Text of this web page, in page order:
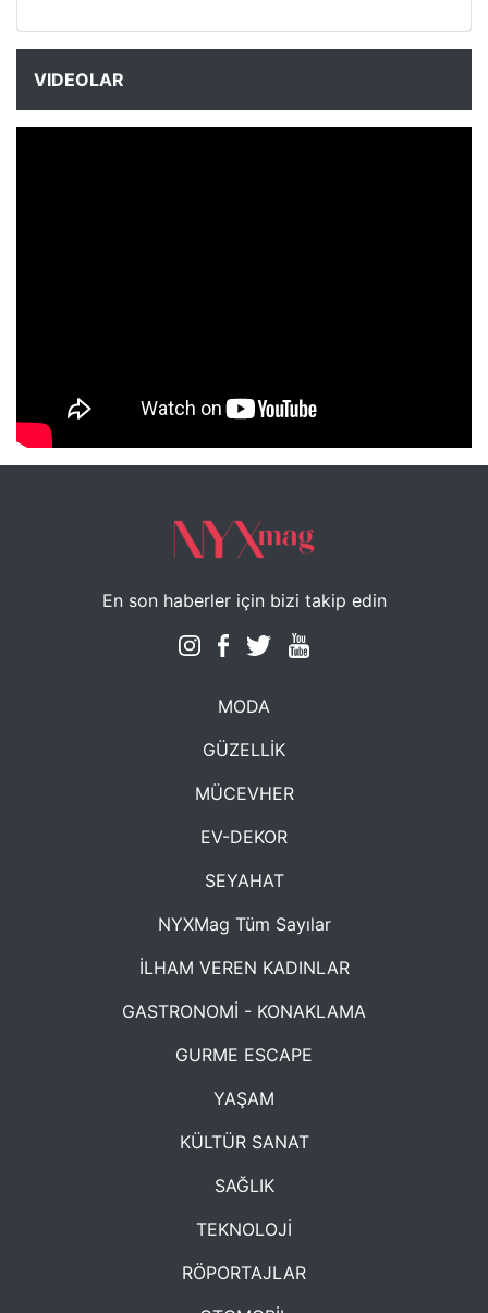
VIDEOLAR
NYXmag 2. Yaş Kutlama Etkinliği
En son haberler için bizi takip edin
MODA
GÜZELLİK
MÜCEVHER
EV-DEKOR
SEYAHAT
NYXMag Tüm Sayılar
İLHAM VEREN KADINLAR
GASTRONOMİ - KONAKLAMA
GURME ESCAPE
YAŞAM
KÜLTÜR SANAT
SAĞLIK
TEKNOLOJİ
RÖPORTAJLAR